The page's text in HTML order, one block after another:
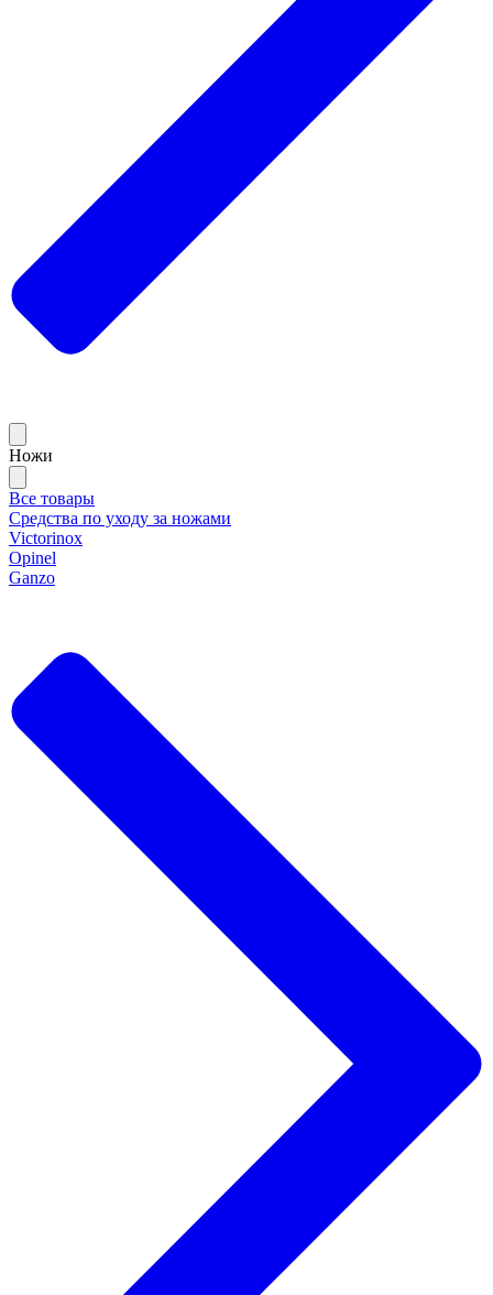
Ножи
Все товары
Средства по уходу за ножами
Victorinox
Opinel
Ganzo